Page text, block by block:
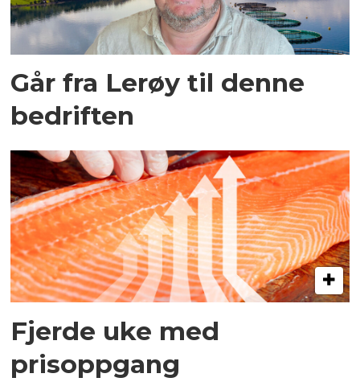
Går fra Lerøy til denne
bedriften
Fjerde uke med
prisoppgang